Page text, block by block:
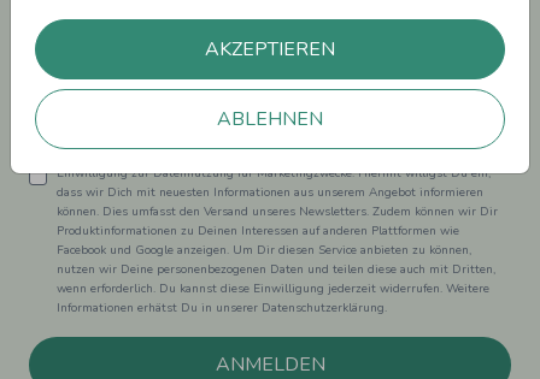
AKZEPTIEREN
ABLEHNEN
Laufenden.
Einwilligung zur Datennutzung für Marketingzwecke: Hiermit willigst Du ein,
dass wir Dich mit neuesten Informationen aus unserem Angebot informieren
können. Dies umfasst den Versand unseres Newsletters. Zudem können wir Dir
Produktinformationen zu Deinen Interessen auf anderen Plattformen wie
Facebook und Google anzeigen. Um Dir diesen Service anbieten zu können,
nutzen wir Deine personenbezogenen Daten und teilen diese auch mit Dritten,
wenn erforderlich. Du kannst diese Einwilligung jederzeit widerrufen. Weitere
Informationen erhätst Du in unserer Datenschutzerklärung.
ANMELDEN